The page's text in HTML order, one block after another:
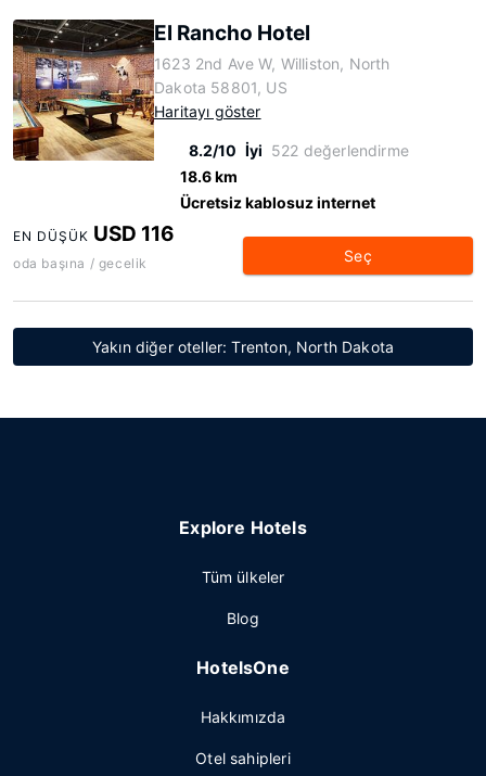
El Rancho Hotel
1623 2nd Ave W, Williston, North
Dakota 58801, US
Haritayı göster
8.2/10 İyi 522 değerlendirme
18.6 km
Ücretsiz kablosuz internet
EN DÜŞÜK USD 116
oda başına / gecelik Seç
Yakın diğer oteller: Trenton, North Dakota
Explore Hotels
Tüm ülkeler
Blog
HotelsOne
Hakkımızda
Otel sahipleri